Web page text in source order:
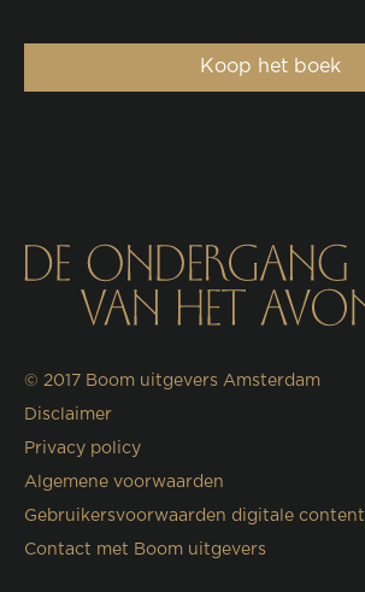
Koop het boek
© 2017 Boom uitgevers Amsterdam
Disclaimer
Privacy policy
Algemene voorwaarden
Gebruikersvoorwaarden digitale content
Contact met Boom uitgevers